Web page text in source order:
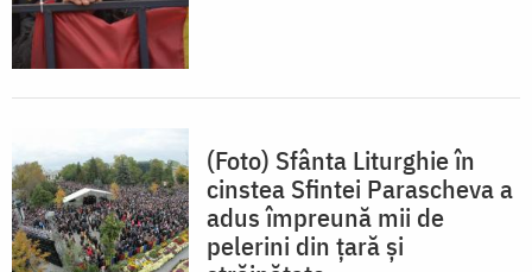
(Foto) Sfânta Liturghie în
cinstea Sfintei Parascheva a
adus împreună mii de
pelerini din țară și